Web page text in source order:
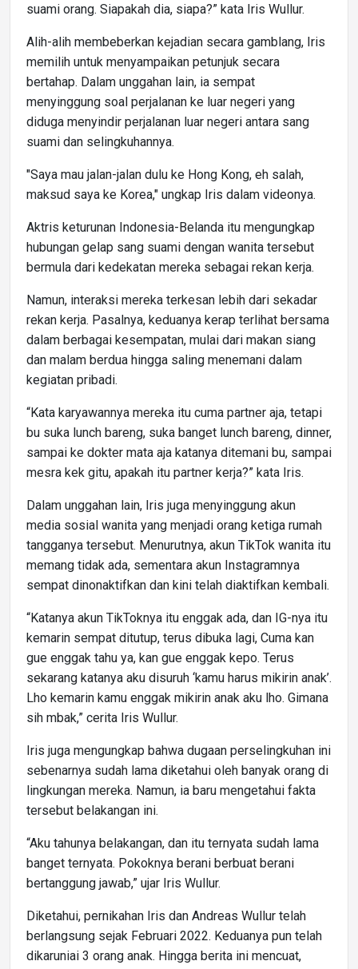
suami orang. Siapakah dia, siapa?” kata Iris Wullur.
Alih-alih membeberkan kejadian secara gamblang, Iris
memilih untuk menyampaikan petunjuk secara
bertahap. Dalam unggahan lain, ia sempat
menyinggung soal perjalanan ke luar negeri yang
diduga menyindir perjalanan luar negeri antara sang
suami dan selingkuhannya.
"Saya mau jalan-jalan dulu ke Hong Kong, eh salah,
maksud saya ke Korea," ungkap Iris dalam videonya.
Aktris keturunan Indonesia-Belanda itu mengungkap
hubungan gelap sang suami dengan wanita tersebut
bermula dari kedekatan mereka sebagai rekan kerja.
Namun, interaksi mereka terkesan lebih dari sekadar
rekan kerja. Pasalnya, keduanya kerap terlihat bersama
dalam berbagai kesempatan, mulai dari makan siang
dan malam berdua hingga saling menemani dalam
kegiatan pribadi.
“Kata karyawannya mereka itu cuma partner aja, tetapi
bu suka lunch bareng, suka banget lunch bareng, dinner,
sampai ke dokter mata aja katanya ditemani bu, sampai
mesra kek gitu, apakah itu partner kerja?” kata Iris.
Dalam unggahan lain, Iris juga menyinggung akun
media sosial wanita yang menjadi orang ketiga rumah
tangganya tersebut. Menurutnya, akun TikTok wanita itu
memang tidak ada, sementara akun Instagramnya
sempat dinonaktifkan dan kini telah diaktifkan kembali.
“Katanya akun TikToknya itu enggak ada, dan IG-nya itu
kemarin sempat ditutup, terus dibuka lagi, Cuma kan
gue enggak tahu ya, kan gue enggak kepo. Terus
sekarang katanya aku disuruh ‘kamu harus mikirin anak’.
Lho kemarin kamu enggak mikirin anak aku lho. Gimana
sih mbak,” cerita Iris Wullur.
Iris juga mengungkap bahwa dugaan perselingkuhan ini
sebenarnya sudah lama diketahui oleh banyak orang di
lingkungan mereka. Namun, ia baru mengetahui fakta
tersebut belakangan ini.
“Aku tahunya belakangan, dan itu ternyata sudah lama
banget ternyata. Pokoknya berani berbuat berani
bertanggung jawab,” ujar Iris Wullur.
Diketahui, pernikahan Iris dan Andreas Wullur telah
berlangsung sejak Februari 2022. Keduanya pun telah
dikaruniai 3 orang anak. Hingga berita ini mencuat,